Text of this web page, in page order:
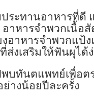
ระทานอาหารที่ดี
าหารจำพวกเนื้อ
งอาหารจำพวกแป้
ส่งเสริมให้ฟันผุได้
บทันตแพทย์เพื่อต
ย่างน้อยปีละครั้ง